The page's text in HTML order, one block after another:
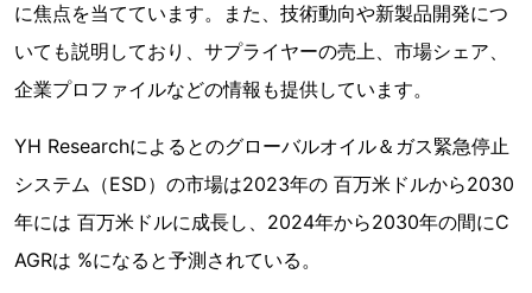
に焦点を当てています。また、技術動向や新製品開発につ
いても説明しており、サプライヤーの売上、市場シェア、
企業プロファイルなどの情報も提供しています。
YH Researchによるとのグローバルオイル＆ガス緊急停止
システム（ESD）の市場は2023年の 百万米ドルから2030
年には 百万米ドルに成長し、2024年から2030年の間にC
AGRは %になると予測されている。